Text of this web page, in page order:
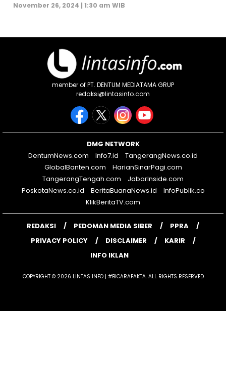
November 26, 2024 | 1:30 am WIB
member of PT. DENTUM MEDIATAMA GRUP
redaksi@lintasinfo.com
DMG NETWORK
DentumNews.com
Info7.id
TangerangNews.co.id
GlobalBanten.com
HarianSinarPagi.com
TangerangTengah.com
JabarInside.com
PoskotaNews.co.id
BeritaBuanaNews.id
InfoPublik.co
KlikBeritaTV.com
REDAKSI PEDOMAN MEDIA SIBER
PPRA
PRIVACY POLICY
DISCLAIMER
KARIR
INFO IKLAN
COPYRIGHT © 2026 LINTAS INFO | #BICARAFAKTA. ALL RIGHTS RESERVED